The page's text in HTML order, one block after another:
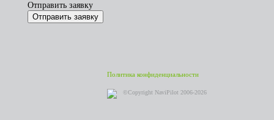
Отправить заявку
Политика конфиденциальности
©Copyright NaviPilot 2006-2026